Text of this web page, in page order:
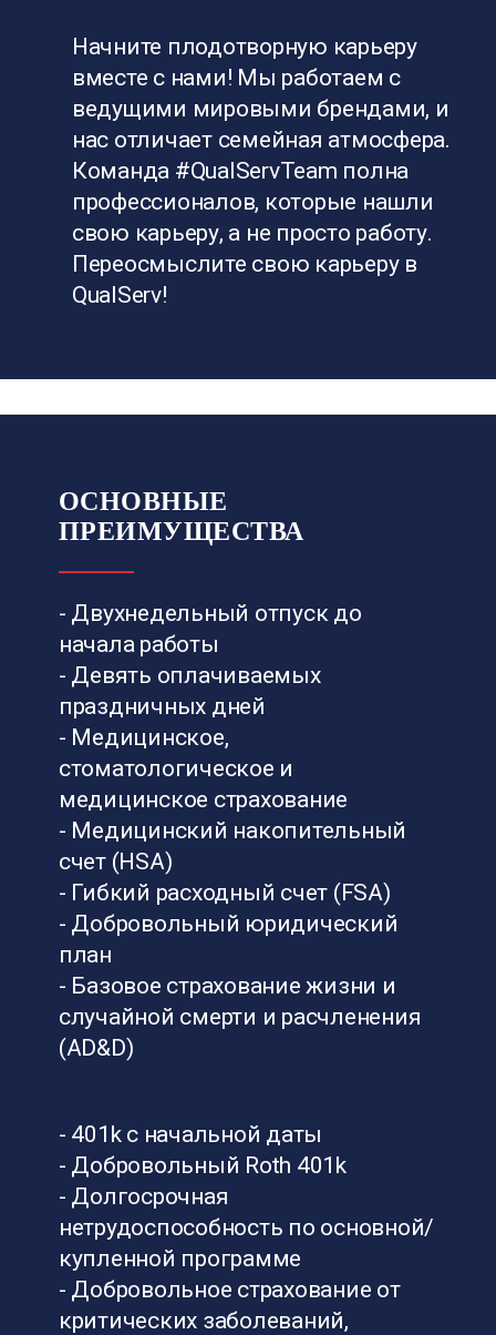
Начните плодотворную карьеру
вместе с нами! Мы работаем с
ведущими мировыми брендами, и
нас отличает семейная атмосфера.
Команда #QualServTeam полна
профессионалов, которые нашли
свою карьеру, а не просто работу.
Переосмыслите свою карьеру в
QualServ!
ОСНОВНЫЕ
ПРЕИМУЩЕСТВА
- Двухнедельный отпуск до
начала работы
- Девять оплачиваемых
праздничных дней
- Медицинское,
стоматологическое и
медицинское страхование
- Медицинский накопительный
счет (HSA)
- Гибкий расходный счет (FSA)
- Добровольный юридический
план
- Базовое страхование жизни и
случайной смерти и расчленения
(AD&D)
- 401k с начальной даты
- Добровольный Roth 401k
- Долгосрочная
нетрудоспособность по основной/
купленной программе
- Добровольное страхование от
критических заболеваний,